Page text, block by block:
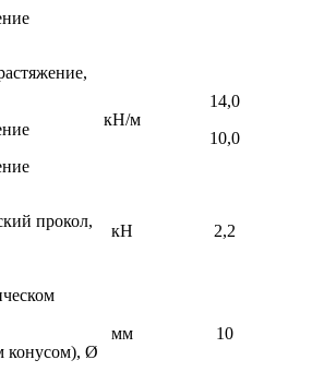
кН/м
14,0
10,0
прокол,
кН 2,2
конусом), Ø
мм 10